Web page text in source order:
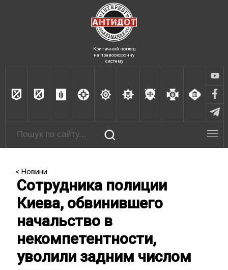
Критичний погляд
на правоохоронну
систему
< Новини
Сотрудника полиции
Киева, обвинившего
начальство в
некомпетентности,
уволили задним числом